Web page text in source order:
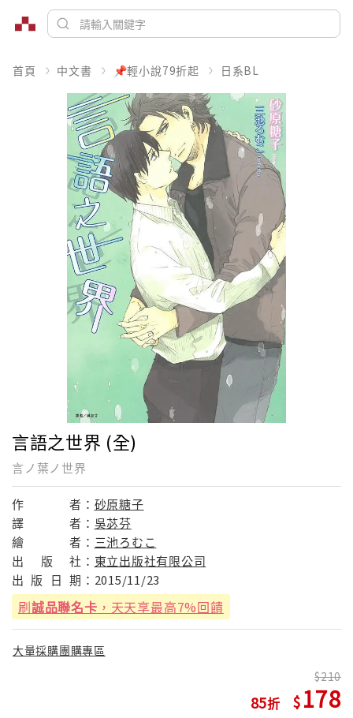
首頁 中文書 📌輕小說79折起 日系BL
言語之世界 (全)
言ノ葉ノ世界
作 者： 砂原糖子
譯
者： 吳苾芬
繪
者： 三池ろむこ
出
版 社： 東立出版社有限公司
出 版 日 期： 2015/11/23
刷誠品聯名卡 ，天天享最高7%回饋
大量採購團購專區
85
210
178